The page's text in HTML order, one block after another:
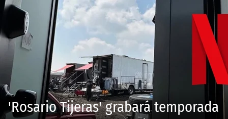
'Rosario Tijeras' grabará temporada